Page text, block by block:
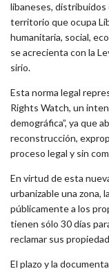
libaneses,
territorio que ocupa
humanitaria, social,
se acrecienta con la
sirio.
Esta norma legal
Rights Watch, un
demográfica”, ya que
reconstrucción,
proceso legal y sin
En virtud de esta
urbanizable una zona,
públicamente a los
tienen sólo 30 días
reclamar sus
El plazo y la